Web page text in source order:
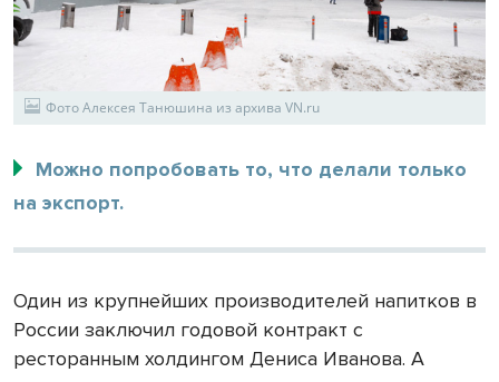
Фото Алексея Танюшина из архива VN.ru
Можно попробовать то, что делали только
на экспорт.
Один из крупнейших производителей напитков в
России заключил годовой контракт с
ресторанным холдингом Дениса Иванова. А